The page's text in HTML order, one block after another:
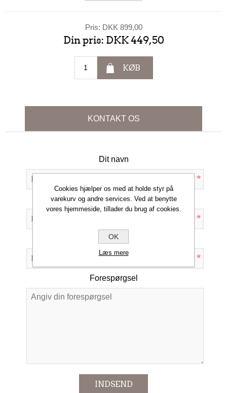
Pris: DKK 899,00
Din pris: DKK 449,50
KØB
KONTAKT OS
Dit navn
*
Din e-mail
*
Emne:
*
Forespørgsel
INDSEND
Cookies hjælper os med at holde styr på
varekurv og andre services. Ved at benytte
vores hjemmeside, tillader du brug af cookies.
OK
Læs mere